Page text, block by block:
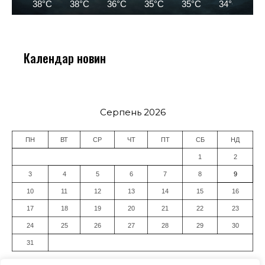
38°C 38°C 36°C 35°C 35°C 34°C
Календар новин
Серпень 2026
ПН ВТ СР ЧТ ПТ СБ НД
1 2
3 4 5 6 7 8 9
10 11 12 13 14 15 16
17 18 19 20 21 22 23
24 25 26 27 28 29 30
31